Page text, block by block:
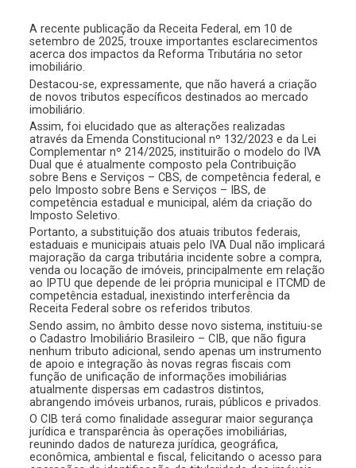
A recente publicação da Receita Federal, em 10 de
setembro de 2025, trouxe importantes esclarecimentos
acerca dos impactos da Reforma Tributária no setor
imobiliário.
Destacou-se, expressamente, que não haverá a criação
de novos tributos específicos destinados ao mercado
imobiliário.
Assim, foi elucidado que as alterações realizadas
através da Emenda Constitucional nº 132/2023 e da Lei
Complementar nº 214/2025, instituirão o modelo do IVA
Dual que é atualmente composto pela Contribuição
sobre Bens e Serviços – CBS, de competência federal, e
pelo Imposto sobre Bens e Serviços – IBS, de
competência estadual e municipal, além da criação do
Imposto Seletivo.
Portanto, a substituição dos atuais tributos federais,
estaduais e municipais atuais pelo IVA Dual não implicará
majoração da carga tributária incidente sobre a compra,
venda ou locação de imóveis, principalmente em relação
ao IPTU que depende de lei própria municipal e ITCMD de
competência estadual, inexistindo interferência da
Receita Federal sobre os referidos tributos.
Sendo assim, no âmbito desse novo sistema, instituiu-se
o Cadastro Imobiliário Brasileiro – CIB, que não figura
nenhum tributo adicional, sendo apenas um instrumento
de apoio e integração às novas regras fiscais com
função de unificação de informações imobiliárias
atualmente dispersas em cadastros distintos,
abrangendo imóveis urbanos, rurais, públicos e privados.
O CIB terá como finalidade assegurar maior segurança
jurídica e transparência às operações imobiliárias,
reunindo dados de natureza jurídica, geográfica,
econômica, ambiental e fiscal, felicitando o acesso para